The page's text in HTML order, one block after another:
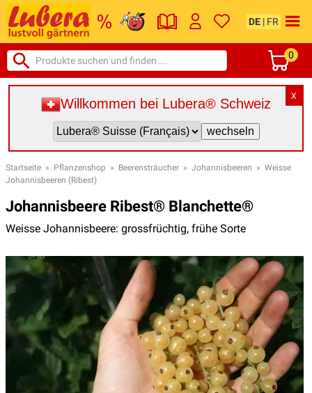
DE | FR
0
X
Willkommen bei Lubera® Schweiz
Startseite » Pflanzenshop » Beerensträucher » Johannisbeeren » Weisse
Johannisbeeren (Ribest)
Johannisbeere Ribest® Blanchette®
Weisse Johannisbeere: grossfrüchtig, frühe Sorte